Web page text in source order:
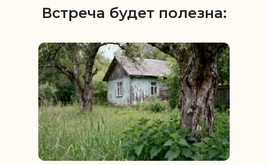
Встреча будет полезна: